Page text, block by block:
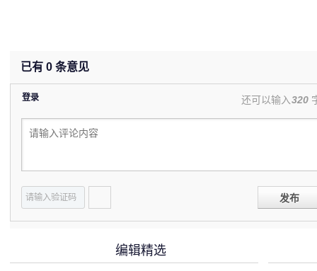
已有 0 条意见
登录 还可以输入320
发布
编辑精选